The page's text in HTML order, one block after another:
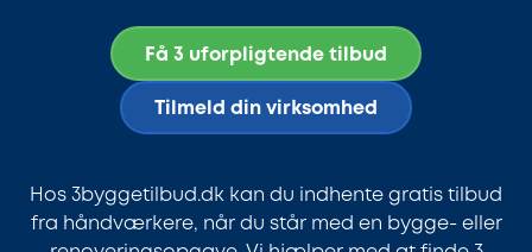
Få 3 uforpligtende tilbud
Tilmeld din virksomhed
Hos 3byggetilbud.dk kan du indhente gratis tilbud
fra håndværkere, når du står med en bygge- eller